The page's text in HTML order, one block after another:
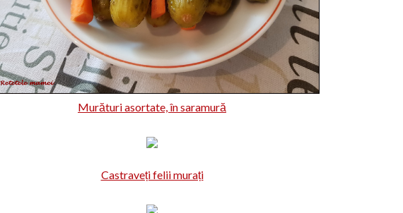
Murături asortate, în saramură
Castraveți felii murați